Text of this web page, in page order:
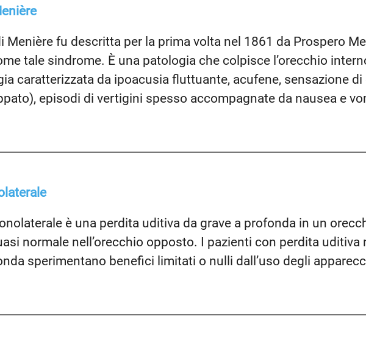
Menière fu descritta per la prima volta nel 1861 da Prospero
tale sindrome. È una patologia che colpisce l’orecchio
caratterizzata da ipoacusia fluttuante, acufene, sensazione
episodi di vertigini spesso accompagnate da nausea e
è una perdita uditiva da grave a profonda in un
normale nell’orecchio opposto. I pazienti con perdita uditiva
sperimentano benefici limitati o nulli dall’uso degli